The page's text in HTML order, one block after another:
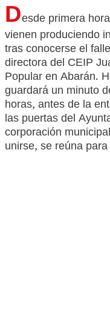
Desde primera
vienen produciendo
tras conocerse el
directora del CEIP
Popular en Abarán.
guardará un minuto
horas, antes de la
las puertas del
corporación
unirse, se reúna